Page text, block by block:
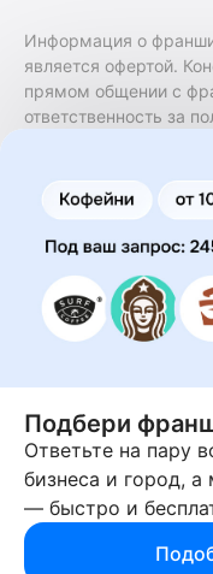
Информация о
является офертой.
прямом общении с
ответственность за
финансовые услуги.
коммерческой
правообладателями/
не является
правообладателя и
предоставления
осуществленные на
на сайте или
предоставленной
правообладатель.
© 2013-2026
166109472099 ОГРН
При использовании
обязательна. 12+
Подбери
Ответьте на пару
бизнеса и город,
— быстро и